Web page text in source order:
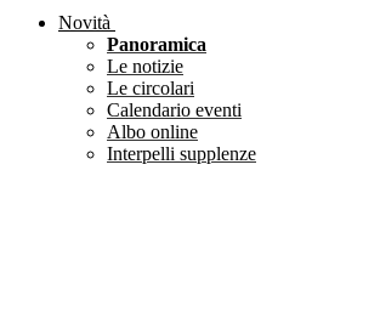
Novità
Panoramica
Le notizie
Le circolari
Calendario eventi
Albo online
Interpelli supplenze